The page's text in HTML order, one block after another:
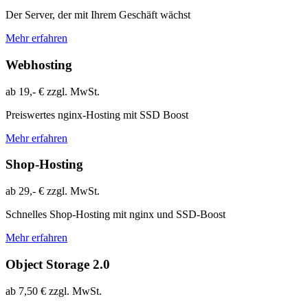
Der Server, der mit Ihrem Geschäft wächst
Mehr erfahren
Webhosting
ab 19,- € zzgl. MwSt.
Preiswertes nginx-Hosting mit SSD Boost
Mehr erfahren
Shop-Hosting
ab 29,- € zzgl. MwSt.
Schnelles Shop-Hosting mit nginx und SSD-Boost
Mehr erfahren
Object Storage 2.0
ab 7,50 € zzgl. MwSt.